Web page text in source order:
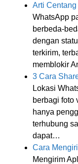
Arti
WhatsApp
berbeda-
dengan
terkirim,
memblokir
3 Cara
Lokasi
berbagi foto
hanya
terhubung
dapat…
Cara
Mengirim